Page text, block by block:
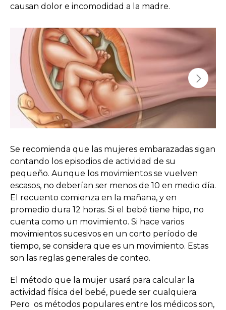
causan dolor e incomodidad a la madre.
Se recomienda que las mujeres embarazadas sigan
contando los episodios de actividad de su
pequeño. Aunque los movimientos se vuelven
escasos, no deberían ser menos de 10 en medio día.
El recuento comienza en la mañana, y en
promedio dura 12 horas. Si el bebé tiene hipo, no
cuenta como un movimiento. Si hace varios
movimientos sucesivos en un corto período de
tiempo, se considera que es un movimiento. Estas
son las reglas generales de conteo.
El método que la mujer usará para calcular la
actividad física del bebé, puede ser cualquiera.
Pero os métodos populares entre los médicos son,